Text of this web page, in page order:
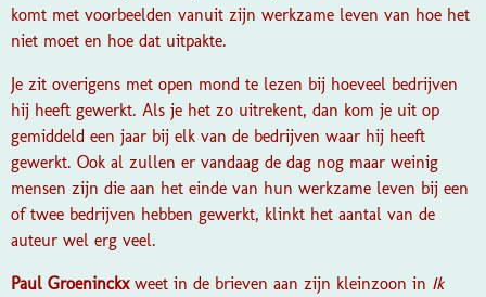
komt met voorbeelden vanuit zijn werkzame leven van hoe het
niet moet en hoe dat uitpakte.
Je zit overigens met open mond te lezen bij hoeveel bedrijven
hij heeft gewerkt. Als je het zo uitrekent, dan kom je uit op
gemiddeld een jaar bij elk van de bedrijven waar hij heeft
gewerkt. Ook al zullen er vandaag de dag nog maar weinig
mensen zijn die aan het einde van hun werkzame leven bij een
of twee bedrijven hebben gewerkt, klinkt het aantal van de
auteur wel erg veel.
Paul Groeninckx weet in de brieven aan zijn kleinzoon in Ik